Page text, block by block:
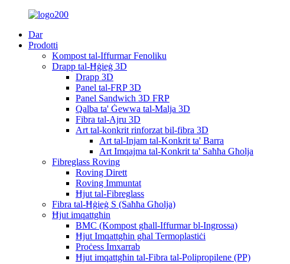
Dar
Prodotti
Kompost tal-Iffurmar Fenoliku
Drapp tal-Ħġieġ 3D
Drapp 3D
Panel tal-FRP 3D
Panel Sandwich 3D FRP
Qalba ta' Ġewwa tal-Malja 3D
Fibra tal-Ajru 3D
Art tal-konkrit rinforzat bil-fibra 3D
Art tal-Injam tal-Konkrit ta' Barra
Art Imqajma tal-Konkrit ta' Saħħa Għolja
Fibreglass Roving
Roving Dirett
Roving Immuntat
Ħjut tal-Fibreglass
Fibra tal-Ħġieġ S (Saħħa Għolja)
Ħjut imqattgħin
BMC (Kompost għall-Iffurmar bl-Ingrossa)
Ħjut Imqattgħin għal Termoplastiċi
Proċess Imxarrab
Ħjut imqattgħin tal-Fibra tal-Polipropilene (PP)